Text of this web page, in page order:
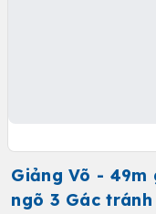
Giảng Võ - 49m
ngõ 3 Gác